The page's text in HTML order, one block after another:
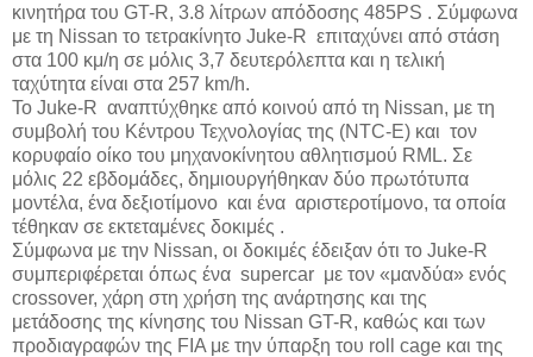
κινητήρα του GT-R, 3.8 λίτρων απόδοσης 485PS . Σύμφωνα
με τη Nissan το τετρακίνητο Juke-R επιταχύνει από στάση
στα 100 κμ/η σε μόλις 3,7 δευτερόλεπτα και η τελική
ταχύτητα είναι στα 257 km/h.
Το Juke-R αναπτύχθηκε από κοινού από τη Nissan, με τη
συμβολή του Κέντρου Τεχνολογίας της (NTC-E) και τον
κορυφαίο οίκο του μηχανοκίνητου αθλητισμού RML. Σε
μόλις 22 εβδομάδες, δημιουργήθηκαν δύο πρωτότυπα
μοντέλα, ένα δεξιοτίμονο και ένα αριστεροτίμονο, τα οποία
τέθηκαν σε εκτεταμένες δοκιμές .
Σύμφωνα με την Nissan, οι δοκιμές έδειξαν ότι το Juke-R
συμπεριφέρεται όπως ένα supercar με τον «μανδύα» ενός
crossover, χάρη στη χρήση της ανάρτησης και της
μετάδοσης της κίνησης του Nissan GT-R, καθώς και των
προδιαγραφών της FIA με την ύπαρξη του roll cage και της